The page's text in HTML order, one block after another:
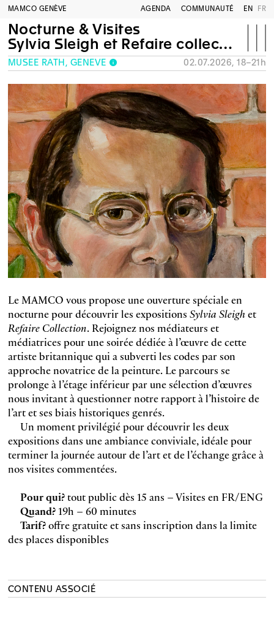
MAMCO GENÈVE AGENDA COMMUNAUTÉ EN FR
Nocturne & Visites
Sylvia Sleigh et Refaire collection
MUSÉE RATH, GENÈVE 02.07.2026, 18–21h
Le MAMCO vous propose une ouverture spéciale en
nocturne pour découvrir les expositions Sylvia Sleighet
Refaire Collection. Rejoignez nos médiateurs et
médiatrices pour une soirée dédiée à l’œuvre de cette
artiste britannique qui a subverti les codes par son
approche novatrice de la peinture. Le parcours se
prolonge à l’étage inférieur par une sélection d’œuvres
nous invitant à questionner notre rapport à l’histoire de
l’art et ses biais historiques genrés.
Un moment privilégié pour découvrir les deux
expositions dans une ambiance conviviale, idéale pour
terminer la journée autour de l’art et de l’échange grâce à
nos visites commentées.
Pour qui?tout public dès 15 ans – Visites en FR/ENG
Quand?19h – 60 minutes
Tarif?offre gratuite et sans inscription dans la limite
des places disponibles
CONTENU ASSOCIÉ